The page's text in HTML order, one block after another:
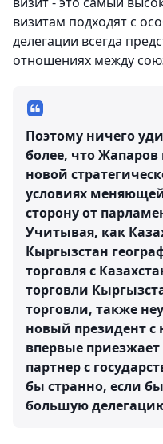
визитам подходят с
делегации всегда
отношениях между
Поэтому ничего
более, что
новой
условиях
сторону от
Учитывая, как
Кыргызстан
торговля с
торговли
торговли, также
новый президент
впервые
партнер с
бы странно, если
большую